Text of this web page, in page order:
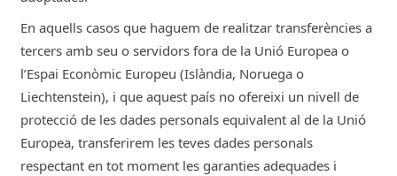
Correu electrònic, Telèfon.
En aquells casos que haguem de realitzar transferències a
tercers amb seu o servidors fora de la Unió Europea o
l’Espai Econòmic Europeu (Islàndia, Noruega o
Liechtenstein), i que aquest país no ofereixi un nivell de
protecció de les dades personals equivalent al de la Unió
Europea, transferirem les teves dades personals
respectant en tot moment les garanties adequades i